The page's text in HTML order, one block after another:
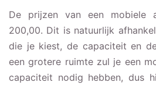
De prijzen van een mobiele
200,00. Dit is natuurlijk
die je kiest, de capaciteit en
een grotere ruimte zul je een
capaciteit nodig hebben, dus